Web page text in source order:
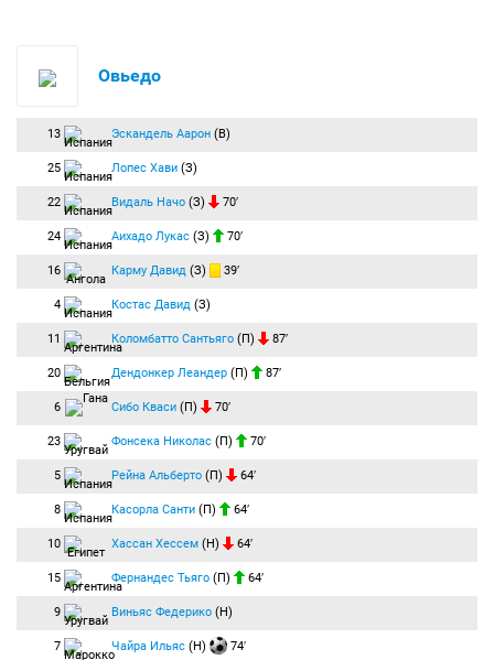
Овьедо
13 Эскандель Аарон (В)
25 Лопес Хави (З)
22 Видаль Начо (З) 70′
24 Аихадо Лукас (З) 70′
16 Карму Давид (З) 39′
4 Костас Давид (З)
11 Коломбатто Сантьяго (П) 87′
20 Дендонкер Леандер (П) 87′
6 Сибо Кваси (П) 70′
23 Фонсека Николас (П) 70′
5 Рейна Альберто (П) 64′
8 Касорла Санти (П) 64′
10 Хассан Хессем (Н) 64′
15 Фернандес Тьяго (П) 64′
9 Виньяс Федерико (Н)
7 Чайра Ильяс (Н) 74′